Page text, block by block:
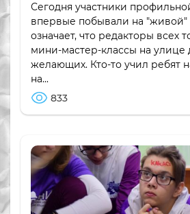
Сегодня участники
впервые побывали на "живой"
означает, что редакторы всех
мини-мастер-классы на улице
желающих. Кто-то учил ребят
на...
833